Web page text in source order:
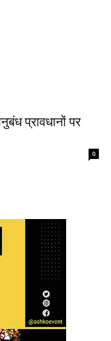
प्रावधानों पर
0